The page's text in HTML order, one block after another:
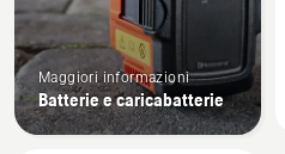
Maggiori informazioni
Batterie e caricabatterie